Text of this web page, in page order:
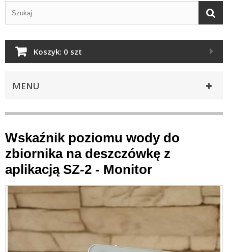
Koszyk: 0 szt
MENU
Wskaźnik poziomu wody do
zbiornika na deszczówkę z
aplikacją SZ-2 - Monitor